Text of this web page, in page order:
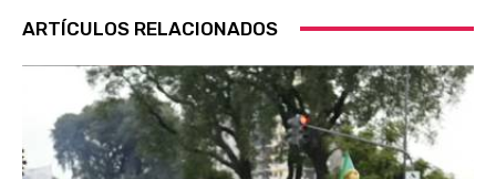
ARTÍCULOS RELACIONADOS